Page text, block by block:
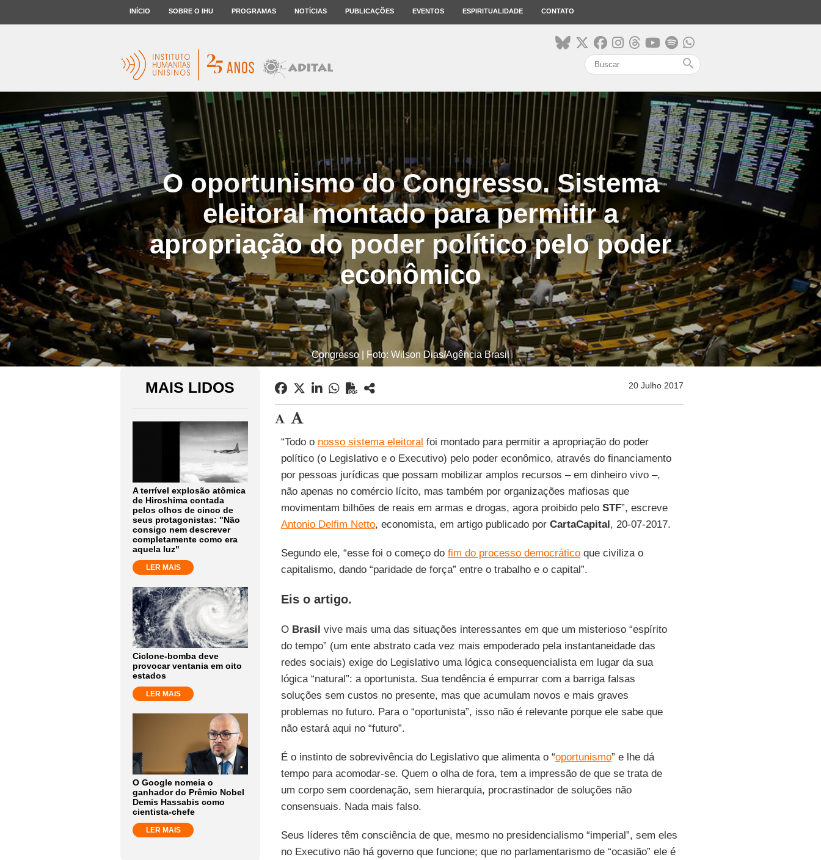
INÍCIO SOBRE O IHU PROGRAMAS NOTÍCIAS PUBLICAÇÕES EVENTOS ESPIRITUALIDADE CONTATO
search
O oportunismo do Congresso. Sistema
eleitoral montado para permitir a
apropriação do poder político pelo poder
econômico
Congresso | Foto: Wilson Dias/Agência Brasil
MAIS LIDOS
A terrível explosão atômica
de Hiroshima contada
pelos olhos de cinco de
seus protagonistas: "Não
consigo nem descrever
completamente como era
aquela luz"
LER MAIS
Ciclone-bomba deve
provocar ventania em oito
estados
LER MAIS
O Google nomeia o
ganhador do Prêmio Nobel
Demis Hassabis como
cientista-chefe
LER MAIS
20 Julho 2017
“Todo o nosso sistema eleitoral foi montado para permitir a apropriação do poder
político (o Legislativo e o Executivo) pelo poder econômico, através do financiamento
por pessoas jurídicas que possam mobilizar amplos recursos – em dinheiro vivo –,
não apenas no comércio lícito, mas também por organizações mafiosas que
movimentam bilhões de reais em armas e drogas, agora proibido pelo STF”, escreve
Antonio Delfim Netto, economista, em artigo publicado por CartaCapital, 20-07-2017.
Segundo ele, “esse foi o começo do fim do processo democráticoque civiliza o
capitalismo, dando “paridade de força” entre o trabalho e o capital”.
Eis o artigo.
O Brasil vive mais uma das situações interessantes em que um misterioso “espírito
do tempo” (um ente abstrato cada vez mais empoderado pela instantaneidade das
redes sociais) exige do Legislativo uma lógica consequencialista em lugar da sua
lógica “natural”: a oportunista. Sua tendência é empurrar com a barriga falsas
soluções sem custos no presente, mas que acumulam novos e mais graves
problemas no futuro. Para o “oportunista”, isso não é relevante porque ele sabe que
não estará aqui no “futuro”.
É o instinto de sobrevivência do Legislativo que alimenta o “oportunismo” e lhe dá
tempo para acomodar-se. Quem o olha de fora, tem a impressão de que se trata de
um corpo sem coordenação, sem hierarquia, procrastinador de soluções não
consensuais. Nada mais falso.
Seus líderes têm consciência de que, mesmo no presidencialismo “imperial”, sem eles
no Executivo não há governo que funcione; que no parlamentarismo de “ocasião” ele é